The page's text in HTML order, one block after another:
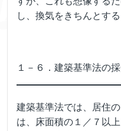
し、換気をきちんとす
１－６．建築基準法の
建築基準法では、居住
は、床面積の１／７以